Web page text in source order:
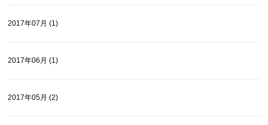
2017年07月 (1)
2017年06月 (1)
2017年05月 (2)